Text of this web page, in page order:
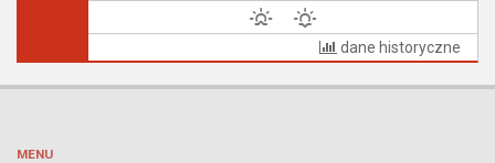
dane historyczne
MENU